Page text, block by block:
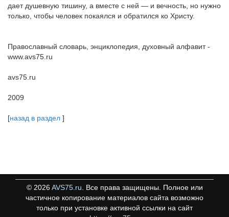
дает душевную тишину, а вместе с ней — и вечность, но нужно
только, чтобы человек покаялся и обратился ко Христу.
Православный словарь, энциклопедия, духовный алфавит -
www.avs75.ru
avs75.ru
2009
[назад в раздел ]
© 2026 AVS75.ru . Все права защищены. Полное или
частичное копирование материалов сайта возможно
только при установке активной ссылки на сайт